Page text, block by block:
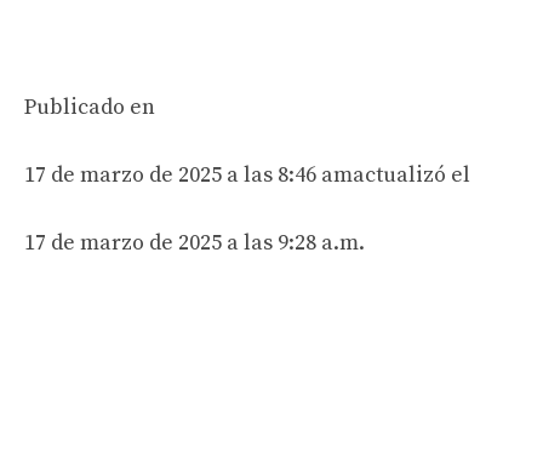
Publicado en
17 de marzo de 2025 a las 8:46 amactualizó el
17 de marzo de 2025 a las 9:28 a.m.